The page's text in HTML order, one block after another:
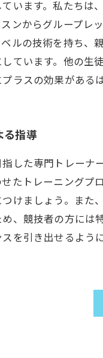
います。私たち
ンからグループ
ルの技術を持ち
ています。他の
ラスの効果があるは
る指導
した専門トレー
たトレーニング
けましょう。ま
、競技者の方には
を引き出せるよ